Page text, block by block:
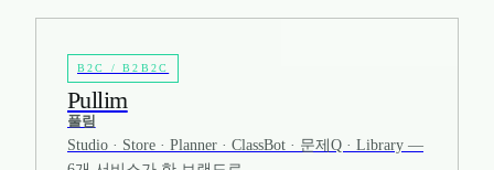
B2C / B2B2C
Pullim
풀림
Studio · Store · Planner · ClassBot · 문제Q · Library —